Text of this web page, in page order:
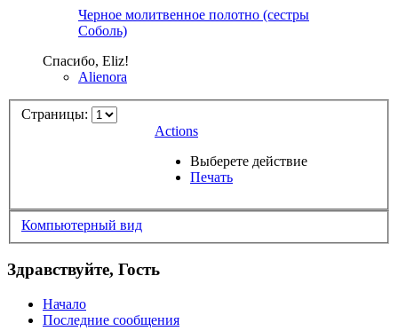
Черное молитвенное полотно (сестры
Соболь)
Спасибо, Eliz!
Alienora
Страницы:
Actions
Выберете действие
Печать
Компьютерный вид
Здравствуйте, Гость
Начало
Последние сообщения